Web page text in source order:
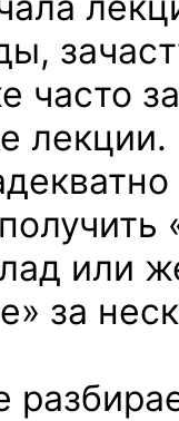
часто
лекции.
или
за